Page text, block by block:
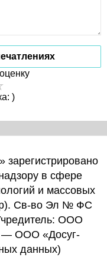
)
зарегистрировано
в сфере
и массовых
Св-во Эл № ФС
ООО
— ООО «Досуг-
данных)